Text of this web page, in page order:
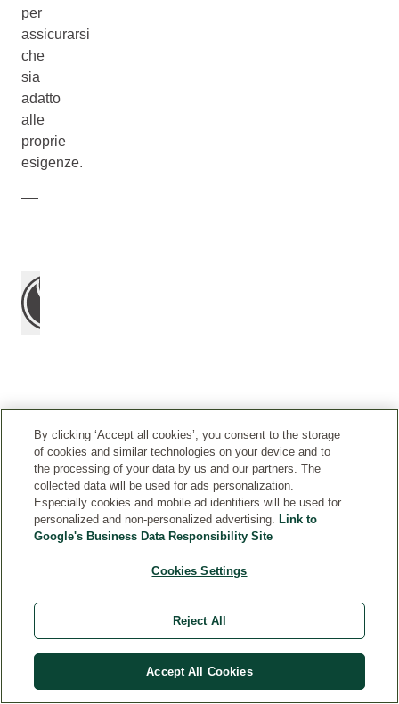
per
assicurarsi
che
sia
adatto
alle
proprie
esigenze.
M
D'
Massaggiare
quotidianamente
mattina
e
sera
sul
cuoio
secchi
può
La
tua
Haircare
Routine
con
la
nostra
By clicking ‘Accept all cookies’, you consent to the storage
of cookies and similar technologies on your device and to
the processing of your data by us and our partners. The
collected data will be used for ads personalization.
Especially cookies and mobile ad identifiers will be used for
personalized and non-personalized advertising. Link to
Google's Business Data Responsibility Site
Cookies Settings
Reject All
Accept All Cookies